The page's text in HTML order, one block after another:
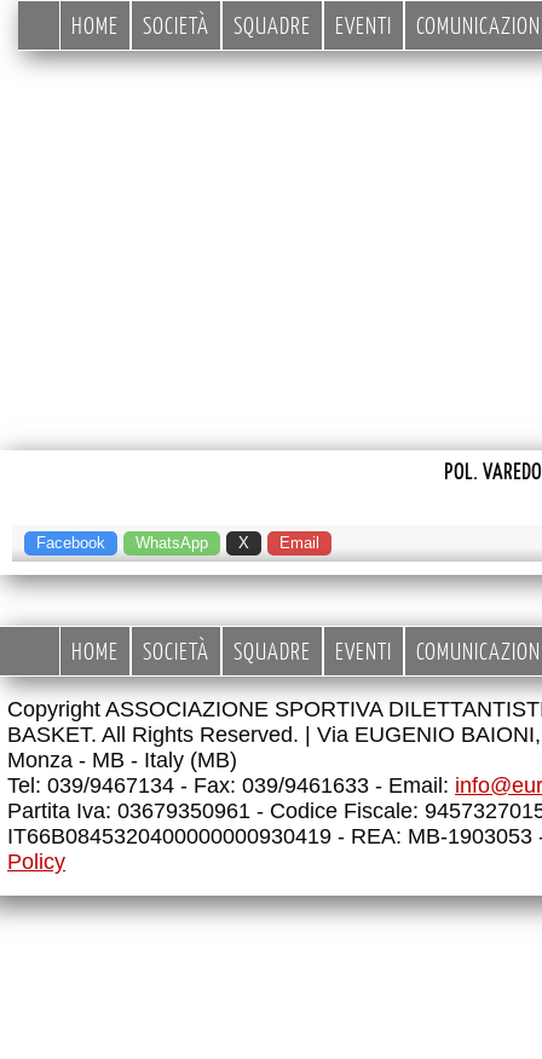
HOME SOCIETÀ SQUADRE EVENTI
POL.
Facebook WhatsApp X Email
HOME SOCIETÀ SQUADRE EVENTI
Copyright ASSOCIAZIONE SPORTIVA
BASKET. All Rights Reserved. | Via EUGENIO
Monza - MB - Italy (MB)
Tel: 039/9467134 - Fax: 039/9461633 - Email:
Partita Iva: 03679350961 - Codice Fiscale:
IT66B0845320400000000930419 - REA: MB-
Policy